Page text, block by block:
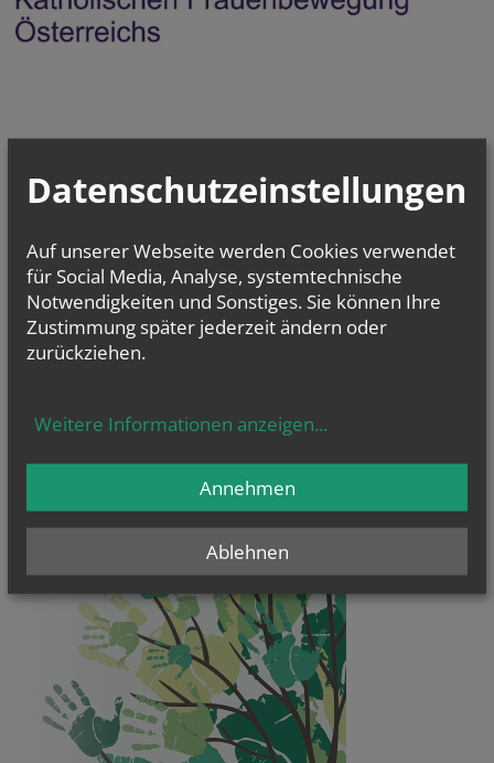
Datenschutzeinstellungen
Auf unserer Webseite werden Cookies verwendet
für Social Media, Analyse, systemtechnische
Notwendigkeiten und Sonstiges. Sie können Ihre
Zustimmung später jederzeit ändern oder
zurückziehen.
Weitere Informationen anzeigen...
Ablehnen
Annehmen